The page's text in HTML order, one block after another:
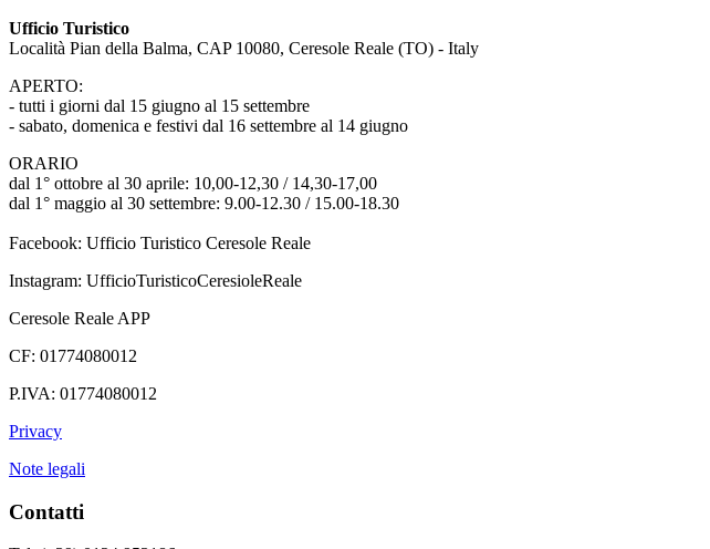
Ufficio Turistico
Località Pian della Balma, CAP 10080, Ceresole Reale (TO) - Italy
APERTO:
- tutti i giorni dal 15 giugno al 15 settembre
- sabato, domenica e festivi dal 16 settembre al 14 giugno
ORARIO
dal 1° ottobre al 30 aprile: 10,00-12,30 / 14,30-17,00
dal 1° maggio al 30 settembre: 9.00-12.30 / 15.00-18.30
Facebook: Ufficio Turistico Ceresole Reale
Instagram: UfficioTuristicoCeresioleReale
Ceresole Reale APP
CF: 01774080012
P.IVA: 01774080012
Privacy
Note legali
Contatti